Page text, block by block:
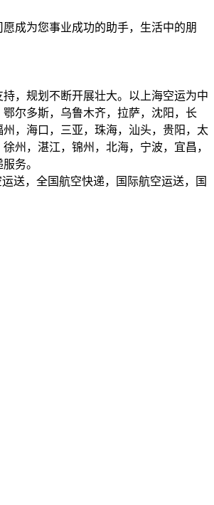
成为您事业成功的助手，生活中的朋
，规划不断开展壮大。以上海空运为中
尔多斯，乌鲁木齐，拉萨，沈阳，长
，海口，三亚，珠海，汕头，贵阳，太
州，湛江，锦州，北海，宁波，宜昌，
务。
送，全国航空快递，国际航空运送，国